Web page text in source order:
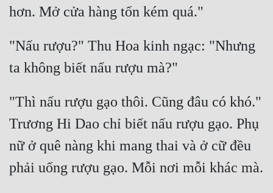
"Nấu rượu?" Thu Hoa kinh ngạc: "Nhưng
"Thì nấu rượu gạo thôi. Cũng đâu có khó."
Trương Hi Dao chỉ biết nấu rượu gạo. Phụ
nữ ở quê nàng khi mang thai và ở cữ đều